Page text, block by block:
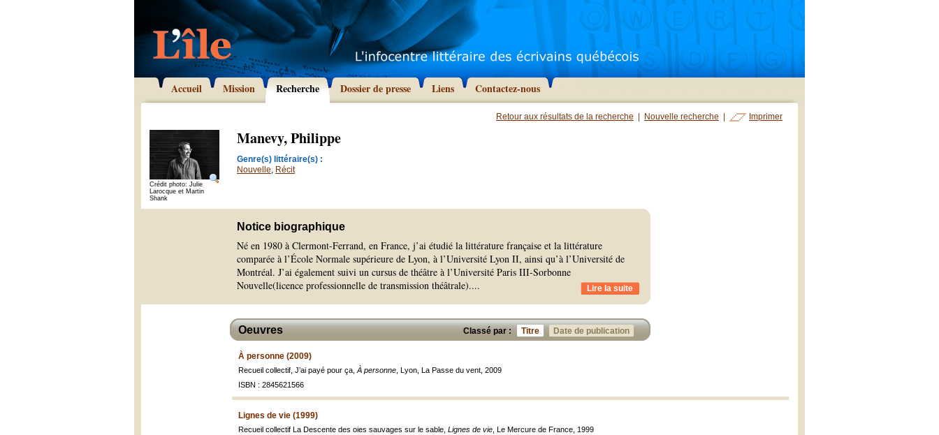
Accueil Mission Recherche Dossier de presse Liens Contactez-nous
Retour aux résultats de la recherche Nouvelle recherche Imprimer
Crédit photo: Julie
Larocque et Martin
Shank
Manevy, Philippe
Genre(s) littéraire(s) :
Nouvelle, Récit
Notice biographique
Né en 1980 à Clermont-Ferrand, en France, j’ai étudié la littérature française et la littérature
comparée à l’École Normale supérieure de Lyon, à l’Université Lyon II, ainsi qu’à l’Université de
Montréal. J’ai également suivi un cursus de théâtre à l’Université Paris III-Sorbonne
Nouvelle(licence professionnelle de transmission théâtrale).... Lire la suite
Classé par : Titre Date de publication
Oeuvres
À personne (2009)
Recueil collectif, J’ai payé pour ça, À personne , Lyon, La Passe du vent, 2009
ISBN : 2845621566
Lignes de vie (1999)
Recueil collectif La Descente des oies sauvages sur le sable, Lignes de vie , Le Mercure de France, 1999